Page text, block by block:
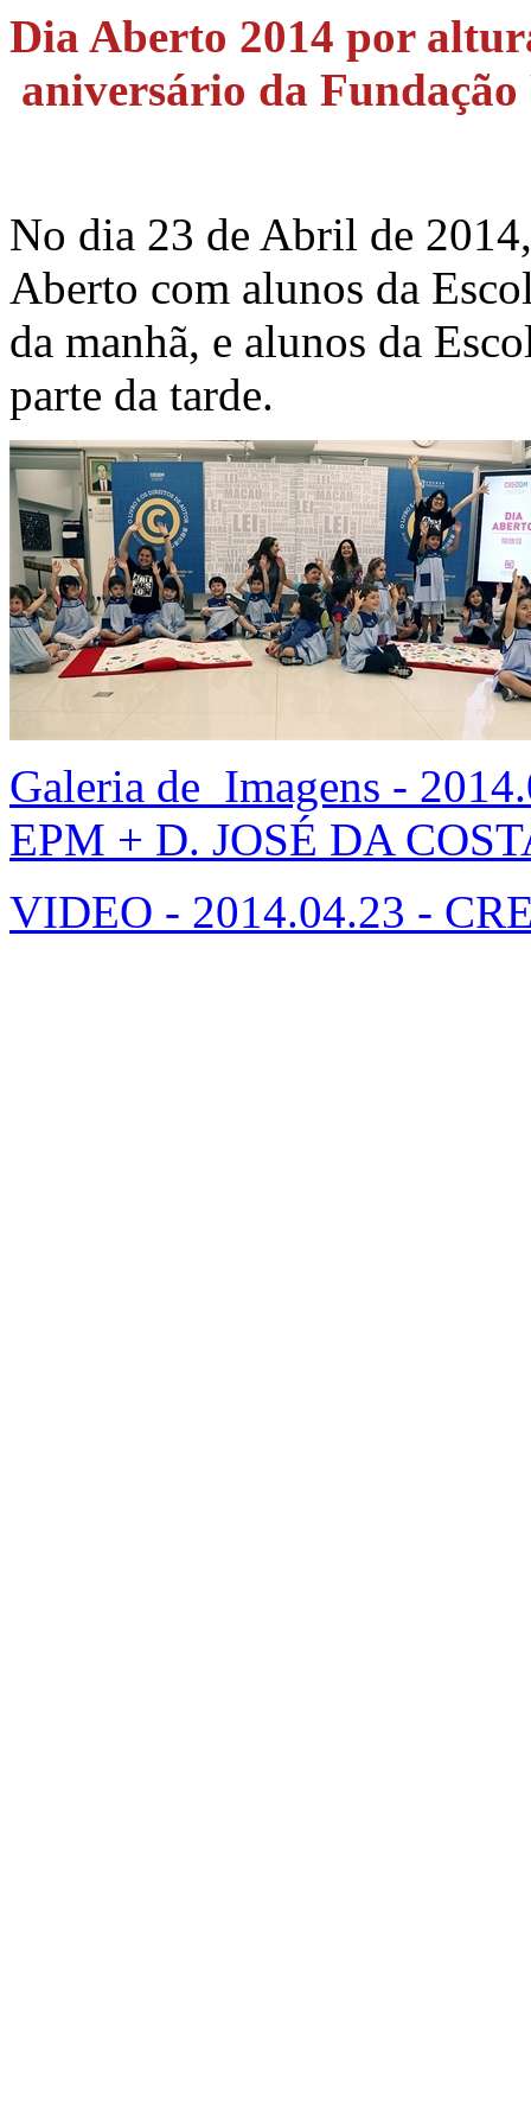
Dia Aberto 2014 por
aniversário da
No dia 23 de Abril de
Aberto com alunos da
da manhã, e alunos da
parte da tarde.
Galeria de Imagens -
EPM + D. JOSÉ DA
VIDEO - 2014.04.23 -